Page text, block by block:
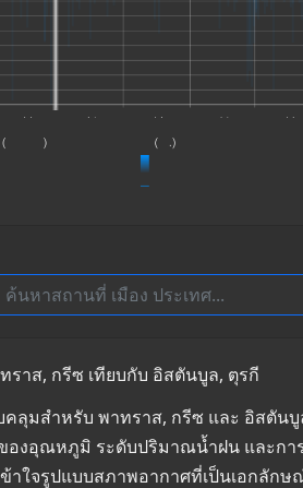
าส, กรีซ เทียบกับ อิสตันบูล, ตุรกี
มสำหรับ พาทราส, กรีซ และ อิสตันบู
งอุณหภูมิ ระดับปริมาณน้ำฝน และกา
าใจรูปแบบสภาพอากาศที่เป็นเอกลัก